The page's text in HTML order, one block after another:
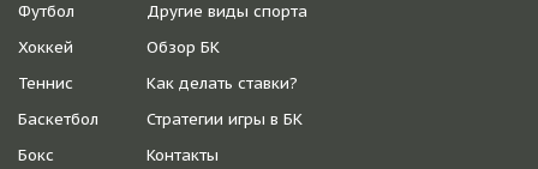
Футбол
Хоккей
Теннис
Баскетбол
Бокс
Другие виды спорта
Обзор БК
Как делать ставки?
Стратегии игры в БК
Контакты